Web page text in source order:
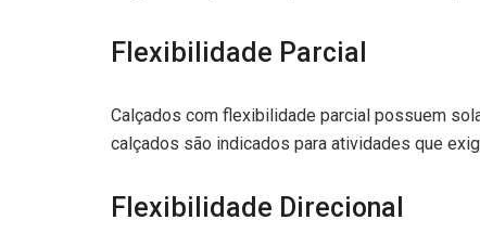
Flexibilidade Parcial
Calçados com flexibilidade parcial possuem
calçados são indicados para atividades que
Flexibilidade Direcional